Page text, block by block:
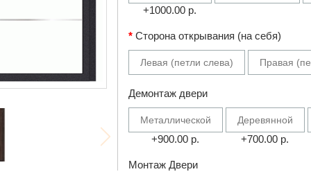
+1000.00 р.
Сторона открывания (на себя)
Левая (петли слева) Правая
Демонтаж двери
Металлической
+900.00 р.
Деревянной
+700.00 р.
Монтаж Двери